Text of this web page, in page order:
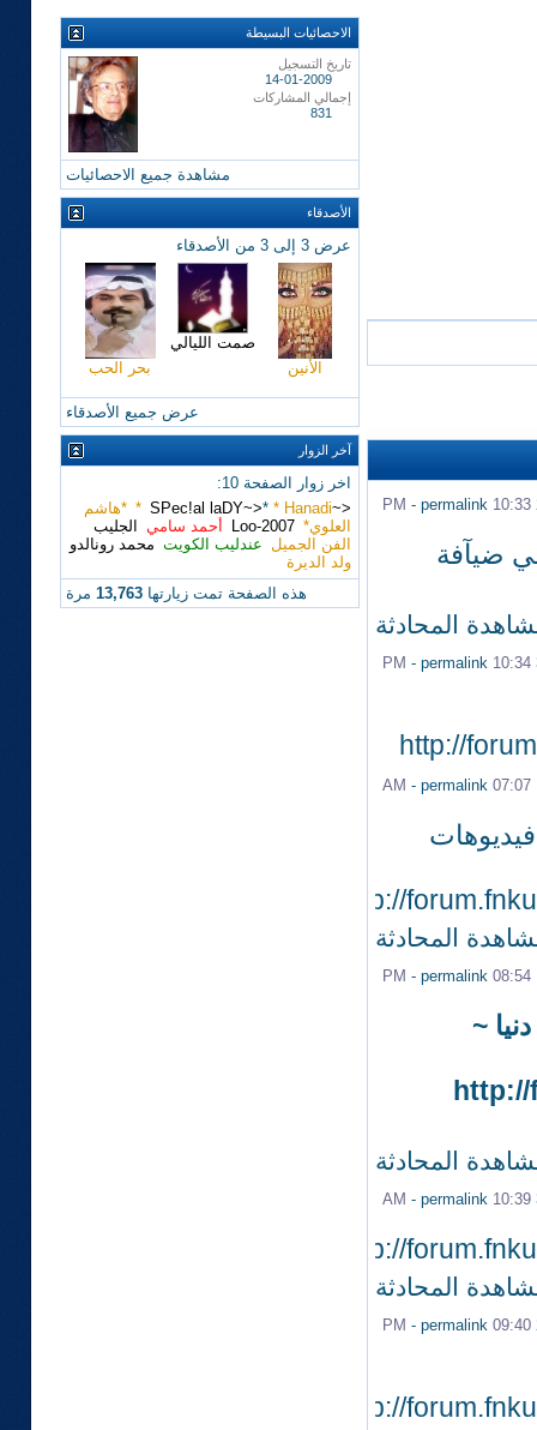
10:33 PM
- permalink
ضيآفة
المحادثة
10:34 PM
- permalink
http://
07:07 AM
- permalink
http://
المحادثة
08:54 PM
- permalink
~
http://
المحادثة
10:39 AM
- permalink
http://
المحادثة
09:40 PM
- permalink
http://
الاحصائيات البسيطة
تاريخ التسجيل
14-01-2009
إجمالي المشاركات
831
مشاهدة جميع الاحصائيات
الأصدقاء
عرض 3 إلى 3 من الأصدقاء
الأنين
صمت الليالي
بحر الحب
عرض جميع الأصدقاء
آخر الزوار
اخر زوار الصفحة 10:
<~SPec!al laDY~>
* * Hanadi *
*هاشم
العلوي* Loo-2007 أحمد سامي الجليب
الفن الجميل عندليب الكويت محمد رونالدو
ولد الديرة
هذه الصفحة تمت زيارتها13,763 مرة